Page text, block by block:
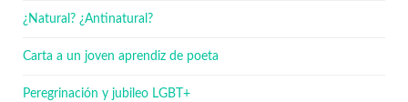
¿Natural? ¿Antinatural?
Carta a un joven aprendiz de poeta
Peregrinación y jubileo LGBT+